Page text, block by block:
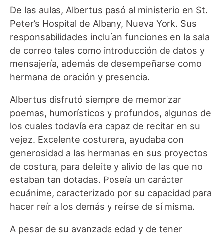
De las aulas, Albertus pasó al ministerio en St.
Peter’s Hospital de Albany, Nueva York. Sus
responsabilidades incluían funciones en la sala
de correo tales como introducción de datos y
mensajería, además de desempeñarse como
hermana de oración y presencia.
Albertus disfrutó siempre de memorizar
poemas, humorísticos y profundos, algunos de
los cuales todavía era capaz de recitar en su
vejez. Excelente costurera, ayudaba con
generosidad a las hermanas en sus proyectos
de costura, para deleite y alivio de las que no
estaban tan dotadas. Poseía un carácter
ecuánime, caracterizado por su capacidad para
hacer reír a los demás y reírse de sí misma.
A pesar de su avanzada edad y de tener